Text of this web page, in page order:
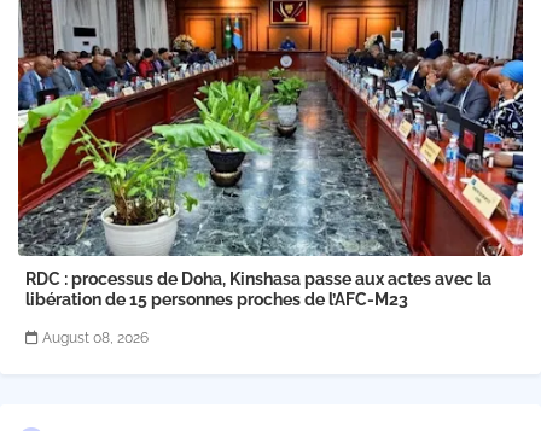
RDC : processus de Doha, Kinshasa passe aux actes avec la
libération de 15 personnes proches de l’AFC-M23
August 08, 2026